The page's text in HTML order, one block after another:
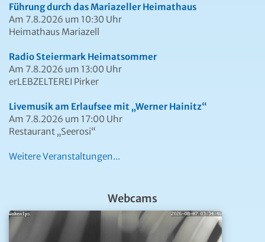
Führung durch das Mariazeller Heimathaus
Am 7.8.2026 um 10:30 Uhr
Heimathaus Mariazell
Radio Steiermark Heimatsommer
Am 7.8.2026 um 13:00 Uhr
erLEBZELTEREI Pirker
Livemusik am Erlaufsee mit „Werner Hainitz“
Am 7.8.2026 um 17:00 Uhr
Restaurant „Seerosi“
Weitere Veranstaltungen...
Webcams